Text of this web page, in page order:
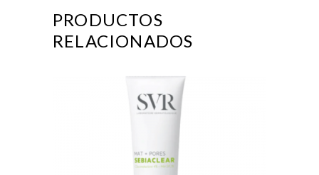
PRODUCTOS
RELACIONADOS